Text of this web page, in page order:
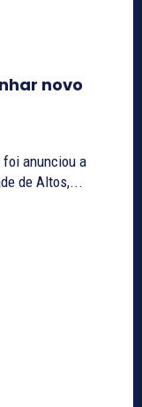
novo
foi anunciou a
de Altos,...